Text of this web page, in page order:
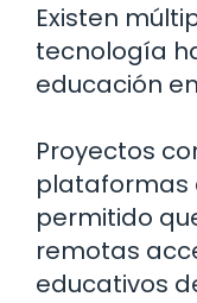
Existen
tecnología
educación
Proyectos
plataformas
permitido
remotas
educativos